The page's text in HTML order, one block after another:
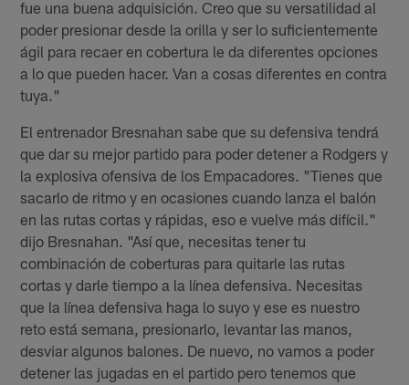
fue una buena adquisición. Creo que su versatilidad al
poder presionar desde la orilla y ser lo suficientemente
ágil para recaer en cobertura le da diferentes opciones
a lo que pueden hacer. Van a cosas diferentes en contra
tuya."
El entrenador Bresnahan sabe que su defensiva tendrá
que dar su mejor partido para poder detener a Rodgers y
la explosiva ofensiva de los Empacadores. "Tienes que
sacarlo de ritmo y en ocasiones cuando lanza el balón
en las rutas cortas y rápidas, eso e vuelve más difícil."
dijo Bresnahan. "Así que, necesitas tener tu
combinación de coberturas para quitarle las rutas
cortas y darle tiempo a la línea defensiva. Necesitas
que la línea defensiva haga lo suyo y ese es nuestro
reto está semana, presionarlo, levantar las manos,
desviar algunos balones. De nuevo, no vamos a poder
detener las jugadas en el partido pero tenemos que